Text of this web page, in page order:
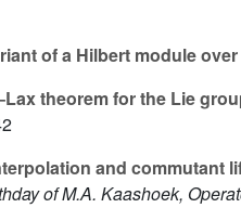
of a Hilbert module over
theorem for the Lie
and commutant
of M.A. Kaashoek,